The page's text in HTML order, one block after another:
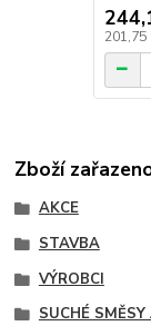
201,75
Zboží
AKCE
STAVBA
VÝROBCI
SUCHÉ